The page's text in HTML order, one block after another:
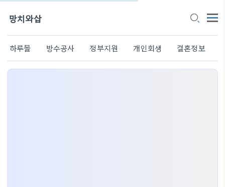
망치와삽
하루몰 방수공사 정부지원 개인회생 결혼정보